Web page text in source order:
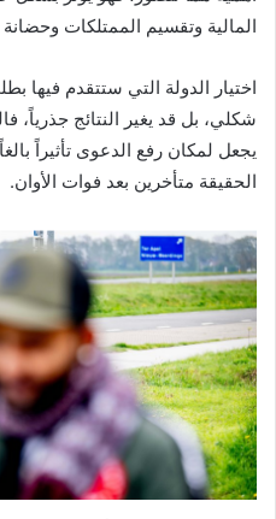
المالية وتقسيم الممتلكات
اختيار الدولة التي ستتقدم فيها
شكلي، بل قد يغير النتائج جذرياً،
يجعل لمكان رفع الدعوى تأثيراً
الحقيقة متأخرين بعد فوات الأوان.